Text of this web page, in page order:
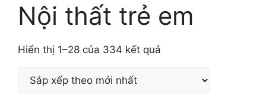
Nội thất trẻ em
Hiển thị 1–28 của 334 kết quả